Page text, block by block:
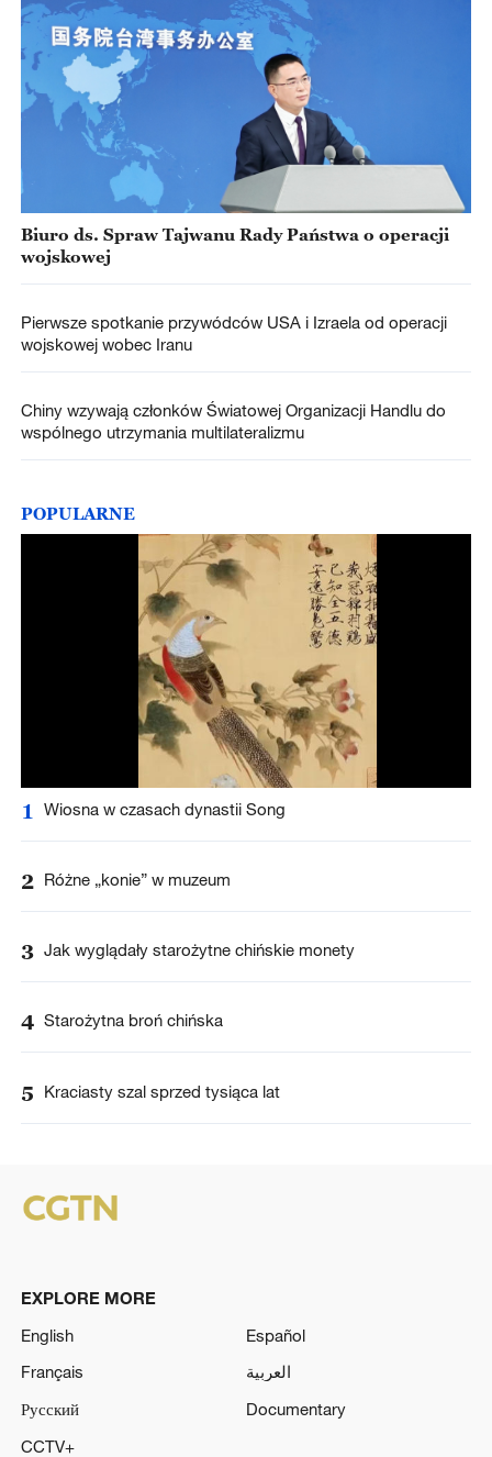
Biuro ds. Spraw Tajwanu Rady Państwa o operacji
wojskowej
Pierwsze spotkanie przywódców USA i Izraela od operacji
wojskowej wobec Iranu
Chiny wzywają członków Światowej Organizacji Handlu do
wspólnego utrzymania multilateralizmu
POPULARNE
1 Wiosna w czasach dynastii Song
2 Różne „konie” w muzeum
3 Jak wyglądały starożytne chińskie monety
4 Starożytna broń chińska
5 Kraciasty szal sprzed tysiąca lat
EXPLORE MORE
English
Español
Français
العربية
Русский
Documentary
CCTV+